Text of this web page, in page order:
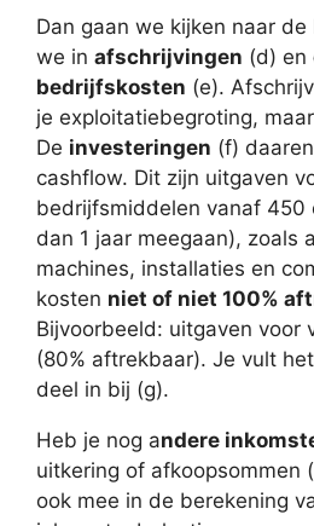
Dan gaan we kijken naar
we in afschrijvingen (d) en
bedrijfskosten (e).
je exploitatiebegroting,
De investeringen (f)
cashflow. Dit zijn uitgaven
bedrijfsmiddelen vanaf 450
dan 1 jaar meegaan), zoals
machines, installaties en
kosten niet of niet 100%
Bijvoorbeeld: uitgaven voor
(80% aftrekbaar). Je vult
deel in bij (g).
Heb je nog andere
uitkering of afkoopsommen
ook mee in de berekening